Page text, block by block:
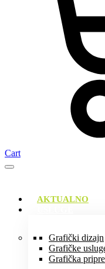
Cart
AKTUALNO
Grafički dizajn
Grafičke
Grafička